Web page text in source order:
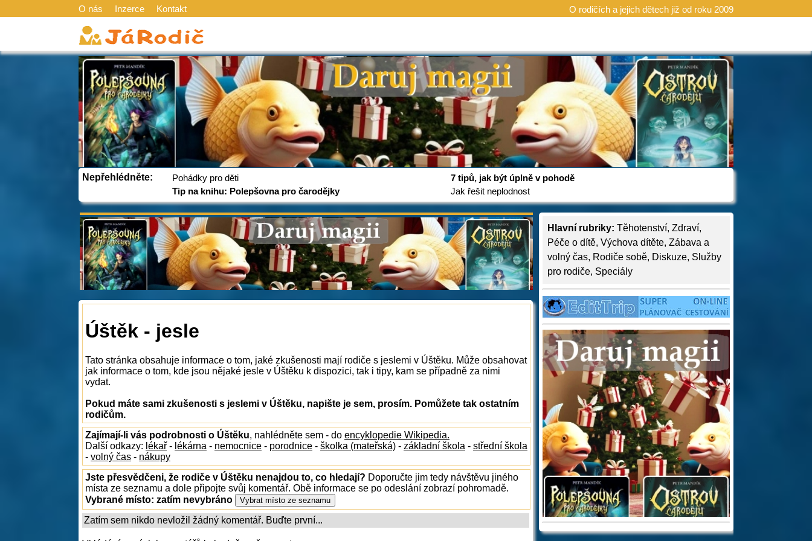
O nás Inzerce Kontakt O rodičích a jejich dětech již od roku 2009
Nepřehlédněte:
Pohádky pro děti
Tip na knihu: Polepšovna pro čarodějky
7 tipů, jak být úplně v pohodě
Jak řešit neplodnost
Hlavní rubriky: Těhotenství, Zdraví,
Péče o dítě, Výchova dítěte, Zábava a
volný čas, Rodiče sobě, Diskuze, Služby
pro rodiče, Speciály
Úštěk - jesle
Tato stránka obsahuje informace o tom, jaké zkušenosti mají rodiče s jeslemi v Úštěku. Může obsahovat
jak informace o tom, kde jsou nějaké jesle v Úštěku k dispozici, tak i tipy, kam se případně za nimi
vydat.
Pokud máte sami zkušenosti s jeslemi v Úštěku, napište je sem, prosím. Pomůžete tak ostatním
rodičům.
Zajímají-li vás podrobnosti o Úštěku, nahlédněte sem - do encyklopedie Wikipedia.
Další odkazy: lékař - lékárna - nemocnice - porodnice - školka (mateřská) - základní škola - střední škola
- volný čas - nákupy
Jste přesvědčeni, že rodiče v Úštěku nenajdou to, co hledají? Doporučte jim tedy návštěvu jiného
místa ze seznamu a dole připojte svůj komentář. Obě informace se po odeslání zobrazí pohromadě.
Vybrané místo: zatím nevybráno
Zatím sem nikdo nevložil žádný komentář. Buďte první...